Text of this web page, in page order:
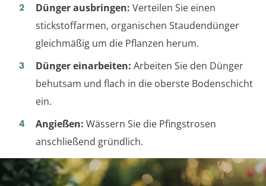
Dünger ausbringen: Verteilen Sie einen
stickstoffarmen, organischen Staudendünger
gleichmäßig um die Pflanzen herum.
Dünger einarbeiten: Arbeiten Sie den Dünger
behutsam und flach in die oberste Bodenschicht
ein.
Angießen: Wässern Sie die Pfingstrosen
anschließend gründlich.